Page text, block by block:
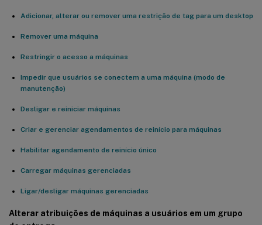
Adicionar, alterar ou remover uma restrição de tag para um desktop
Remover uma máquina
Restringir o acesso a máquinas
Impedir que usuários se conectem a uma máquina (modo de
manutenção)
Desligar e reiniciar máquinas
Criar e gerenciar agendamentos de reinício para máquinas
Habilitar agendamento de reinício único
Carregar máquinas gerenciadas
Ligar/desligar máquinas gerenciadas
Alterar atribuições de máquinas a usuários em um grupo